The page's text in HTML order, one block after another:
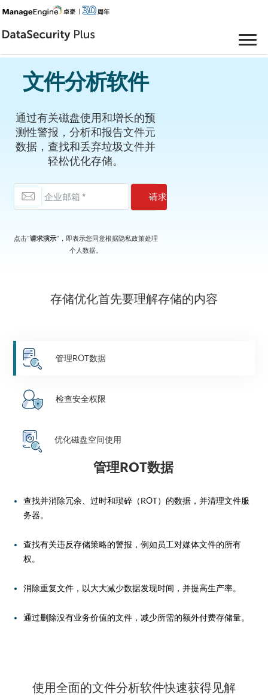
文件分析软件
通过有关磁盘使用和增长的预
测性警报，分析和报告文件元
数据，查找和丢弃垃圾文件并
轻松优化存储。
点击“请求演示”，即表示您同意根据隐私政策处理
个人数据。
存储优化首先要理解存储的内容
管理ROT数据
检查安全权限
优化磁盘空间使用
管理ROT数据
查找并消除冗余、过时和琐碎（ROT）的数据，并清理文件服
务器。
查找有关违反存储策略的警报，例如员工对媒体文件的所有
权。
消除重复文件，以大大减少数据发现时间，并提高生产率。
通过删除没有业务价值的文件，减少所需的额外付费存储量。
分析有效权限，并确保员工仅拥有工作所需的权限。
持续监控整个企业的磁盘空间消耗。
使用全面的文件分析软件快速获得见解